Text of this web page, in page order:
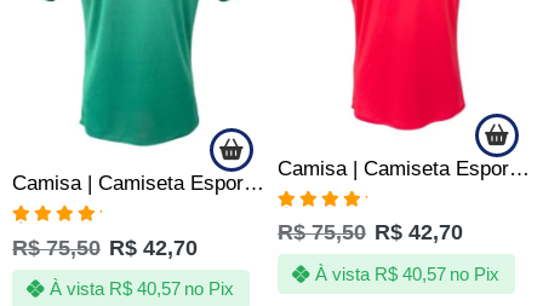
Camisa | Camiseta Esportiva Fitness Academia SLIM – Jotaz – Masculino – Verde
Avaliação
5.00de 5
R$75,50 R$ 42,70
À vista R$40,57 no Pix
Camisa | Camiseta Esportiva Fitness Academia SLIM – Jotaz – Masculino – Vermelho
Avaliação
5.00de 5
R$75,50 R$ 42,70
À vista R$40,57 no Pix